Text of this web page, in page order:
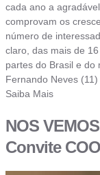
cada ano a
comprovam os
número de
claro, das mais de
partes do Brasil e
Fernando Neves
Saiba Mais
NOS
Convite